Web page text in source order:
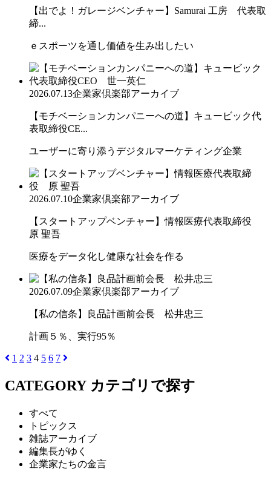
【出でよ！ガレージベンチャー】Samurai 工房 代表取
締...
ｅスポーツを通し価値を生み出したい
2026.07.13企業家倶楽部アーカイブ
【モチベーションカンパニーへの道】キュービック代
表取締役CE...
ユーザーに寄り添うデジタルマーケティング企業
2026.07.10企業家倶楽部アーカイブ
【スタートアップベンチャー】情報医療代表取締役
原 聖吾
医療をデータ化し健康な社会を作る
2026.07.09企業家倶楽部アーカイブ
【私の信条】良品計画前会長 松井忠三
計画５％、実行95％
1 2 3 4 5 6 7
CATEGORY カテゴリで探す
すべて
トピックス
雑誌アーカイブ
編集長がゆく
企業家たちの金言